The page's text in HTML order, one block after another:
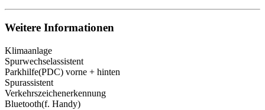
Weitere Informationen
Klimaanlage
Spurwechselassistent
Parkhilfe(PDC) vorne + hinten
Spurassistent
Verkehrszeichenerkennung
Bluetooth(f. Handy)